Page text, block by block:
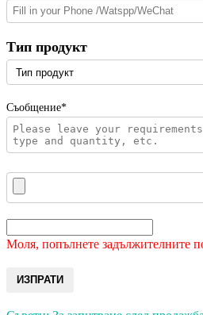
Тип продукт
Съобщение*
Моля, попълнете задължителните
ИЗПРАТИ